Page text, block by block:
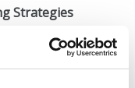
Strategies
of competition
twenty major